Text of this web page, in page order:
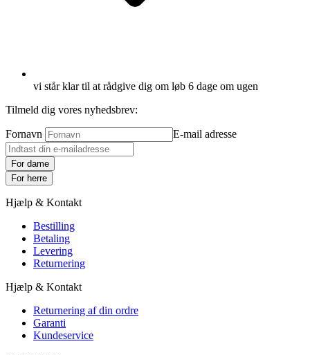
vi står klar til at rådgive dig om løb 6 dage om ugen
Tilmeld dig vores nyhedsbrev:
Fornavn E-mail adresse
For dame
For herre
Hjælp & Kontakt
Bestilling
Betaling
Levering
Returnering
Hjælp & Kontakt
Returnering af din ordre
Garanti
Kundeservice